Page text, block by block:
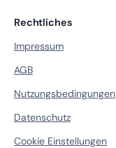
Rechtliches
Impressum
AGB
Nutzungsbedingungen
Datenschutz
Cookie Einstellungen